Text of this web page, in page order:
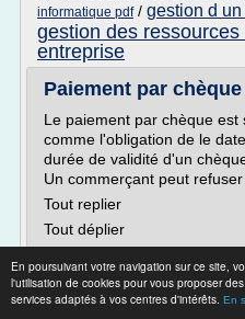
En poursuivant votre navigation sur ce site,
l'utilisation de cookies pour vous proposer
services adaptés à vos centres d'intérêts. En
informatique pdf/ gestion d
gestion des
entreprise
Paiement par
Le paiement par chèque
comme l'obligation de le
durée de validité d'un
Un commerçant peut
Tout replier
Tout déplier
Celui qui rédige le chèque et
l'émetteur. Celui qui doit